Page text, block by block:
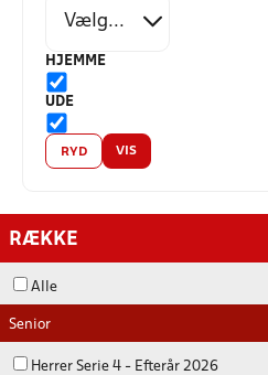
HJEMME
UDE
RYD VIS
RÆKKE
Alle
Senior
Herrer Serie 4 - Efterår 2026